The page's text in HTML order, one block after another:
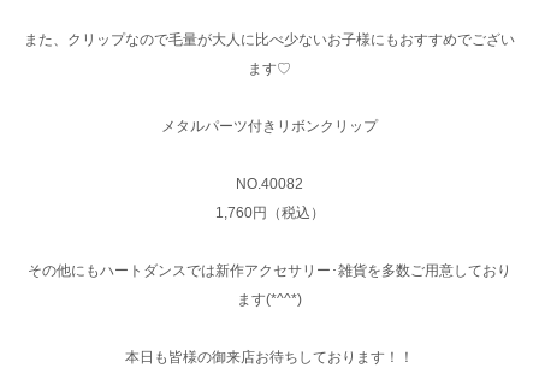
また、クリップなので毛量が大人に比べ少ないお子様にもおすすめでござい
ます♡
メタルパーツ付きリボンクリップ
NO.40082
1,760円（税込）
その他にもハートダンスでは新作アクセサリー･雑貨を多数ご用意しており
ます(*^^*)
本日も皆様の御来店お待ちしております！！